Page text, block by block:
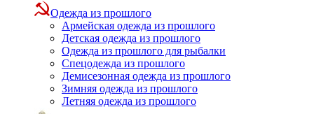
Одежда из прошлого
Армейская одежда из прошлого
Детская одежда из прошлого
Одежда из прошлого для рыбалки
Спецодежда из прошлого
Демисезонная одежда из прошлого
Зимняя одежда из прошлого
Летняя одежда из прошлого